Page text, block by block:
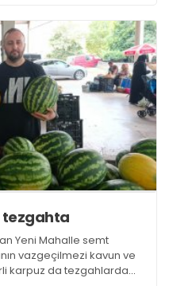
tezgahta
Yeni Mahalle semt
vazgeçilmezi kavun ve
karpuz da tezgahlarda